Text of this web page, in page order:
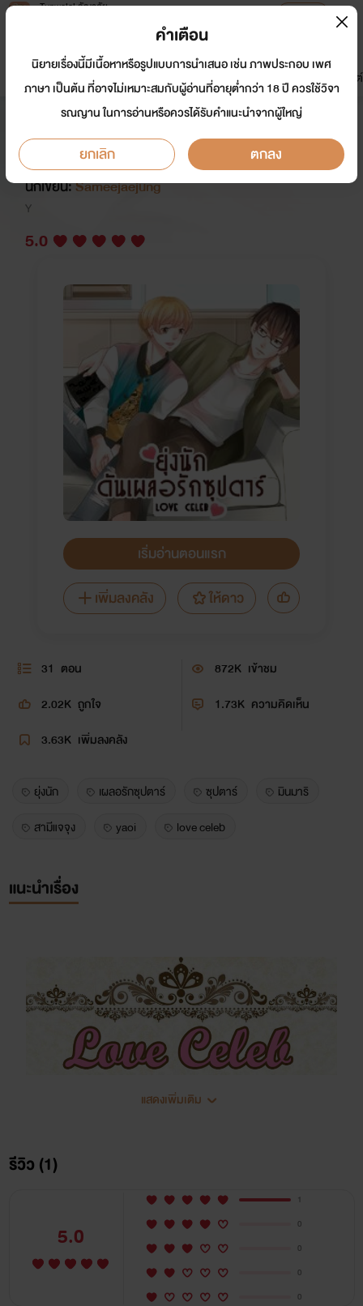
Tunwalai ธัญวลัย
หน้าแรก นิยาย อีบุ๊ก การ์ตูน
มาใหม่
ดรีมแชท ธัญลิสต์
[Yaoi 18+] Love celeb ยุ่งนัก...ดัน
เผลอรักซุปตาร์ [จบแล้ว]
นักเขียน:Sameejaejung
Y
5.0
เริ่มอ่านตอนแรก
เพิ่มลงคลัง
ให้ดาว
31 ตอน 872K เข้าชม
2.02K ถูกใจ 1.73K ความคิดเห็น
3.63K เพิ่มลงคลัง
ยุ่งนัก เผลอรักซุปตาร์ ซุปตาร์
มินมาริ
สามีแจจุง
yaoi love celeb
แนะนำเรื่อง
แสดงเพิ่มเติม
รีวิว (1)
5.0
1
0
0
0
0
คำเตือน
นิยายเรื่องนี้มีเนื้อหาหรือรูปแบบการนำเสนอ เช่น ภาพประกอบ เพศ
ภาษา เป็นต้น ที่อาจไม่เหมาะสมกับผู้อ่านที่อายุต่ำกว่า 18 ปี ควรใช้วิจา
รณญาน ในการอ่านหรือควรได้รับคำแนะนำจากผู้ใหญ่
ยกเลิก ตกลง